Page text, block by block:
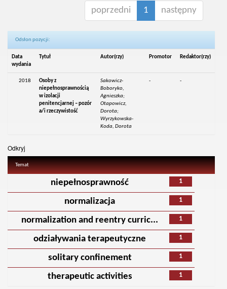
poprzedni 1 następny
Odsłon pozycji:
Data
wydania
Tytuł Autor(rzy) Promotor Redaktor(rzy)
2018
Osoby z
niepełnosprawnością
w izolacji
penitencjarnej – pozór
a/i rzeczywistość
Sakowicz-
Boboryko,
Agnieszka;
Otapowicz,
Dorota;
Wyrzykowska-
Koda, Dorota
- -
Odkryj
Temat
1
niepełnosprawność
1
normalizacja
1
normalization and reentry curric...
1
odziaływania terapeutyczne
1
solitary confinement
1
therapeutic activities